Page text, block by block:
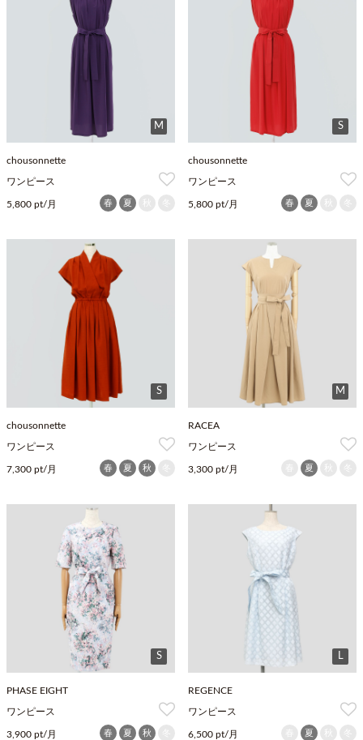
M
chousonnette
ワンピース
5,800 pt/月 春 夏
S
chousonnette
ワンピース
5,800 pt/月 春 夏
S
chousonnette
ワンピース
7,300 pt/月 春 夏 秋
M
RACEA
ワンピース
3,300 pt/月 夏
S
PHASE EIGHT
ワンピース
3,900 pt/月 春 夏 秋
L
REGENCE
ワンピース
6,500 pt/月 夏